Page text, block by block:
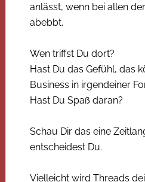
anlässt, wenn bei allen
abebbt.
Wen triffst Du dort?
Hast Du das Gefühl, das
Business in irgendeiner
Hast Du Spaß daran?
Schau Dir das eine
entscheidest Du.
Vielleicht wird Threads